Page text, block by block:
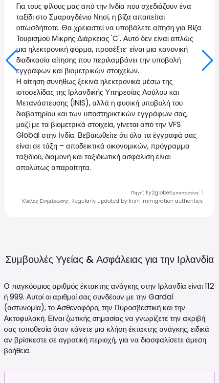
Για τους φίλους μας από την Ινδία που σχεδιάζουν ένα
ταξίδι στο Σμαραγδένιο Νησί, η βίζα απαιτείται
οπωσδήποτε. Θα χρειαστεί να υποβάλετε αίτηση για Βίζα
Τουρισμού Μικρής Διάρκειας 'C'. Αυτό δεν είναι απλώς
μια ηλεκτρονική φόρμα, προσέξτε· είναι μια κανονική
διαδικασία αίτησης που περιλαμβάνει την υποβολή
εγγράφων και βιομετρικών στοιχείων.
Η αίτηση συνήθως ξεκινά ηλεκτρονικά μέσω της
ιστοσελίδας της Ιρλανδικής Υπηρεσίας Ασύλου και
Μετανάστευσης (INIS), αλλά η φυσική υποβολή του
διαβατηρίου και των υποστηρικτικών εγγράφων σας,
μαζί με τα βιομετρικά στοιχεία, γίνεται από την VFS
Global στην Ινδία. Βεβαιωθείτε ότι όλα τα έγγραφά σας
είναι σε τάξη – αποδεικτικά οικονομικών, πρόγραμμα
ταξιδιού, διαμονή και ταξιδιωτική ασφάλιση είναι
απολύτως απαραίτητα.
Πηγή: fly2globeΕμπιστοσύνη: 1
Κύκλος Ενημέρωσης: Regularly updated by Irish Immigration authorities
Συμβουλές Υγείας & Ασφάλειας για την Ιρλανδία
Ο παγκόσμιος αριθμός έκτακτης ανάγκης στην Ιρλανδία είναι 112
ή 999. Αυτοί οι αριθμοί σας συνδέουν με την Gardaí
(αστυνομία), το Ασθενοφόρο, την Πυροσβεστική και την
Ακτοφυλακή. Είναι ζωτικής σημασίας να γνωρίζετε την ακριβή
σας τοποθεσία όταν κάνετε μια κλήση έκτακτης ανάγκης, ειδικά
αν βρίσκεστε σε αγροτική περιοχή, για να διασφαλίσετε άμεση
βοήθεια.